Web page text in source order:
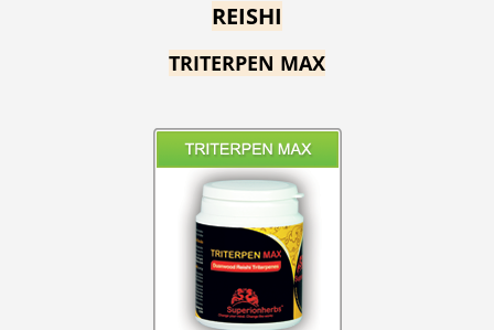
REISHI
TRITERPEN MAX